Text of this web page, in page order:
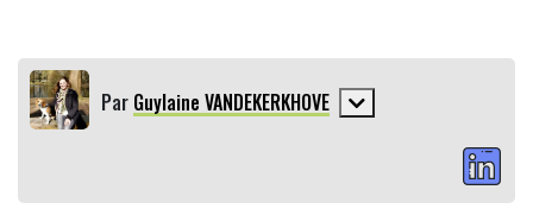
Par Guylaine VANDEKERKHOVE